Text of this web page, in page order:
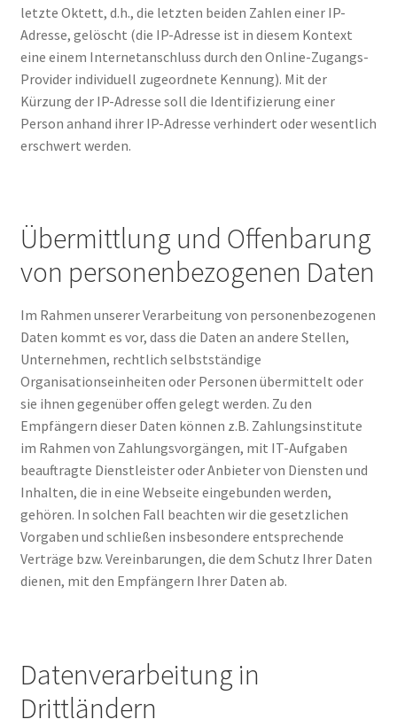
letzte Oktett, d.h., die letzten beiden Zahlen einer IP-
Adresse, gelöscht (die IP-Adresse ist in diesem Kontext
eine einem Internetanschluss durch den Online-Zugangs-
Provider individuell zugeordnete Kennung). Mit der
Kürzung der IP-Adresse soll die Identifizierung einer
Person anhand ihrer IP-Adresse verhindert oder wesentlich
erschwert werden.
Übermittlung und Offenbarung
von personenbezogenen Daten
Im Rahmen unserer Verarbeitung von personenbezogenen
Daten kommt es vor, dass die Daten an andere Stellen,
Unternehmen, rechtlich selbstständige
Organisationseinheiten oder Personen übermittelt oder
sie ihnen gegenüber offen gelegt werden. Zu den
Empfängern dieser Daten können z.B. Zahlungsinstitute
im Rahmen von Zahlungsvorgängen, mit IT-Aufgaben
beauftragte Dienstleister oder Anbieter von Diensten und
Inhalten, die in eine Webseite eingebunden werden,
gehören. In solchen Fall beachten wir die gesetzlichen
Vorgaben und schließen insbesondere entsprechende
Verträge bzw. Vereinbarungen, die dem Schutz Ihrer Daten
dienen, mit den Empfängern Ihrer Daten ab.
Datenverarbeitung in
Drittländern